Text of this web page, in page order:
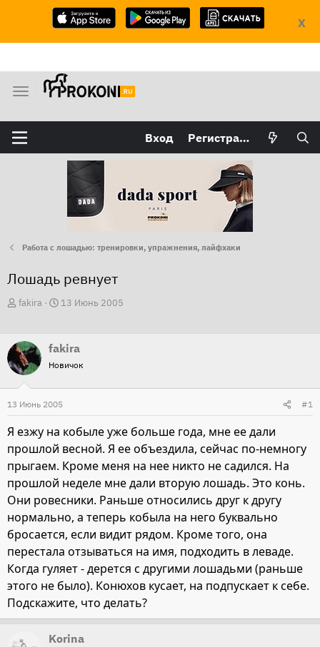
X
М
н
ю
Вход Регистрация
Работа с лошадью: тренировки, упражнения, лайфхаки
Лошадь ревнует
А
о
р
т
е
ы
fakira
Д
а
н
а
ч
л
а
13 Июнь 2005
fakira
Новичок
13 Июнь 2005 #1
Я езжу на кобыле уже больше года, мне ее дали
прошлой весной. Я ее объездила, сейчас по-немногу
прыгаем. Кроме меня на нее никто не садился. На
прошлой неделе мне дали вторую лошадь. Это конь.
Они ровесники. Раньше относились друг к другу
нормально, а теперь кобыла на него буквально
бросается, если видит рядом. Кроме того, она
перестала отзываться на имя, подходить в леваде.
Когда гуляет - дерется с другими лошадьми (раньше
этого не было). Конюхов кусает, на подпускает к себе.
Подскажите, что делать?
Korina